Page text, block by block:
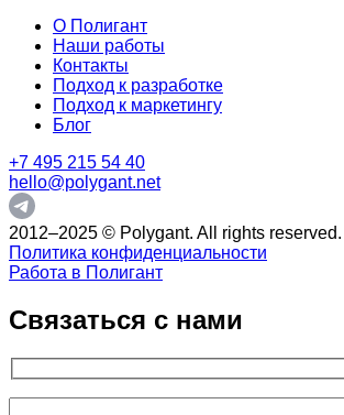
О Полигант
Наши работы
Контакты
Подход к разработке
Подход к маркетингу
Блог
+7 495 215 54 40
hello@polygant.net
2012–2025 © Polygant. All rights reserved.
Политика конфиденциальности
Работа в Полигант
Связаться с нами